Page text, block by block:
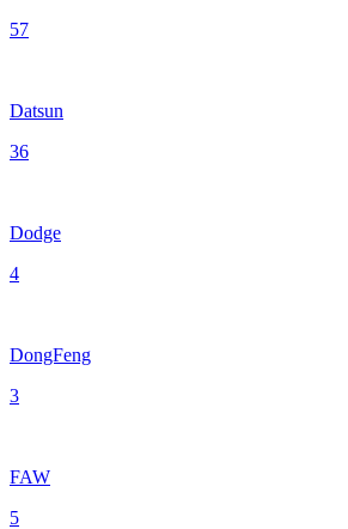
57
Datsun
36
Dodge
4
DongFeng
3
FAW
5